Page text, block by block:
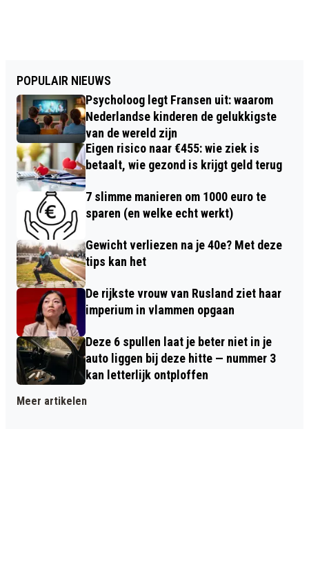
POPULAIR NIEUWS
Psycholoog legt Fransen uit: waarom
Nederlandse kinderen de gelukkigste
van de wereld zijn
Eigen risico naar €455: wie ziek is
betaalt, wie gezond is krijgt geld terug
7 slimme manieren om 1000 euro te
sparen (en welke echt werkt)
Gewicht verliezen na je 40e? Met deze
tips kan het
De rijkste vrouw van Rusland ziet haar
imperium in vlammen opgaan
Deze 6 spullen laat je beter niet in je
auto liggen bij deze hitte — nummer 3
kan letterlijk ontploffen
Meer artikelen